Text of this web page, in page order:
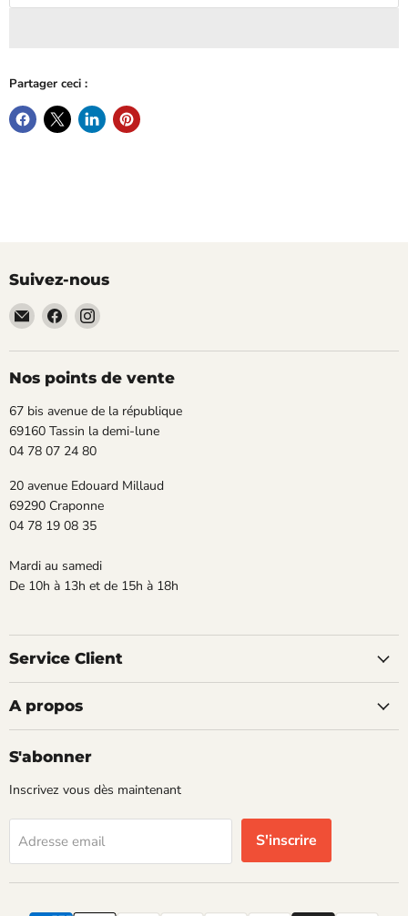
Partager ceci :
Suivez-nous
Email
TECLAB
Trouvez-
nous
sur
Facebook
Trouvez-
sur
Instagram
Nos points de vente
67 bis avenue de la république
69160 Tassin la demi-lune
04 78 07 24 80
20 avenue Edouard Millaud
69290 Craponne
04 78 19 08 35
Mardi au samedi
De 10h à 13h et de 15h à 18h
Service Client
A propos
S'abonner
Inscrivez vous dès maintenant
Adresse email S'inscrire